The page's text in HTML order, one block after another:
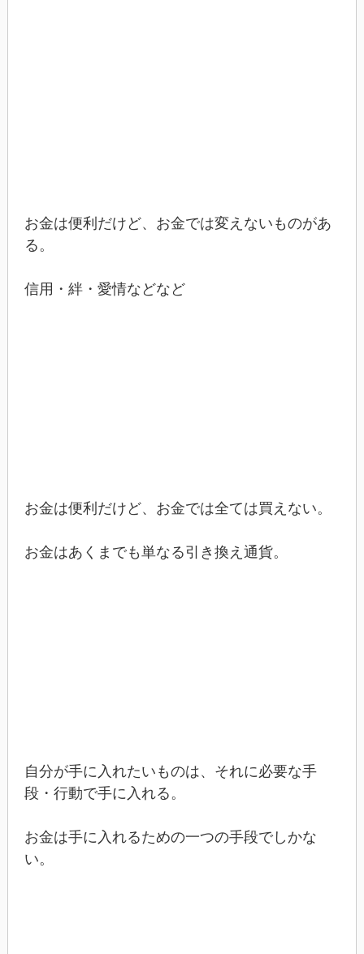
お金は便利だけど、お金では変えないものがあ
る。
信用・絆・愛情などなど
お金は便利だけど、お金では全ては買えない。
お金はあくまでも単なる引き換え通貨。
自分が手に入れたいものは、それに必要な手
段・行動で手に入れる。
お金は手に入れるための一つの手段でしかな
い。